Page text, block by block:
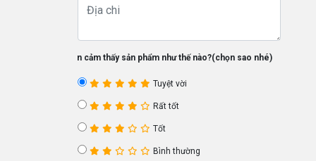
Bạn cảm thấy sản phẩm như thế nào?(chọn sao nhé)
Tuyệt vời
Rất tốt
Tốt
Bình thường